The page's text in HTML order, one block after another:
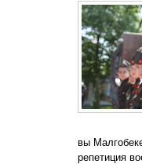
вы
репетиция